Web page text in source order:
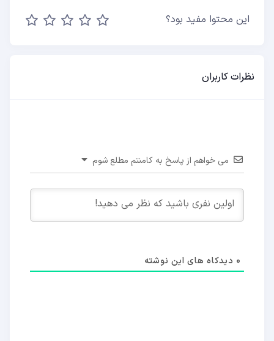
این محتوا مفید بود؟
نظرات کاربران
می خواهم از پاسخ به کامنتم مطلع شوم
0 دیدکاه های این نوشته